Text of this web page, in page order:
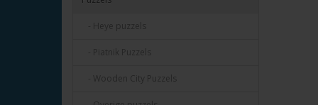
- Heye puzzels
- Piatnik Puzzels
- Wooden City Puzzels